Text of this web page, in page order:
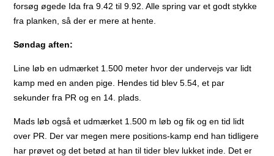
forsøg øgede Ida fra 9.42 til 9.92. Alle spring var et godt stykke
fra planken, så der er mere at hente.
Søndag aften:
Line løb en udmærket 1.500 meter hvor der undervejs var lidt
kamp med en anden pige. Hendes tid blev 5.54, et par
sekunder fra PR og en 14. plads.
Mads løb også et udmærket 1.500 m løb og fik og en tid lidt
over PR. Der var megen mere positions-kamp end han tidligere
har prøvet og det betød at han til tider blev lukket inde. Det er